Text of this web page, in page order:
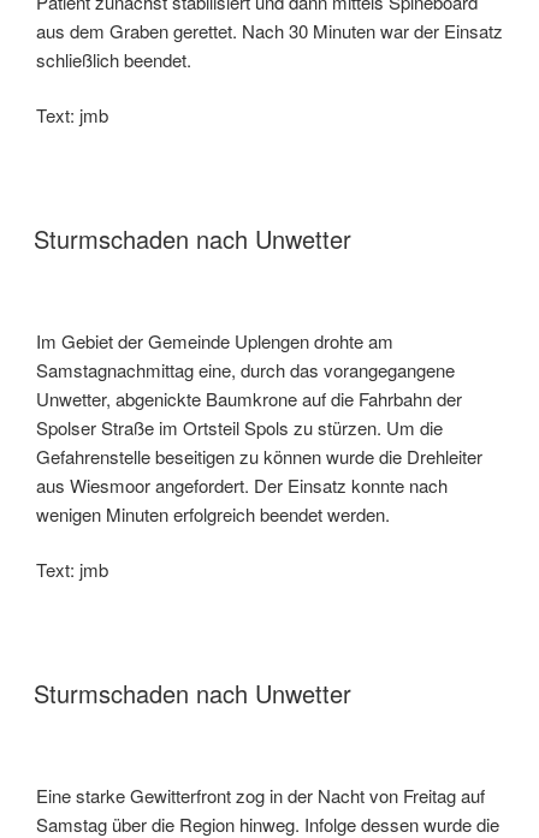
aus dem Graben gerettet. Nach 30 Minuten war der Einsatz
schließlich beendet.
Text: jmb
Sturmschaden nach Unwetter
Im Gebiet der Gemeinde Uplengen drohte am
Samstagnachmittag eine, durch das vorangegangene
Unwetter, abgenickte Baumkrone auf die Fahrbahn der
Spolser Straße im Ortsteil Spols zu stürzen. Um die
Gefahrenstelle beseitigen zu können wurde die Drehleiter
aus Wiesmoor angefordert. Der Einsatz konnte nach
wenigen Minuten erfolgreich beendet werden.
Text: jmb
Sturmschaden nach Unwetter
Eine starke Gewitterfront zog in der Nacht von Freitag auf
Samstag über die Region hinweg. Infolge dessen wurde die